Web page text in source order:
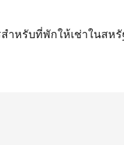
ำหรับที่พักให้เช่าในสหรั